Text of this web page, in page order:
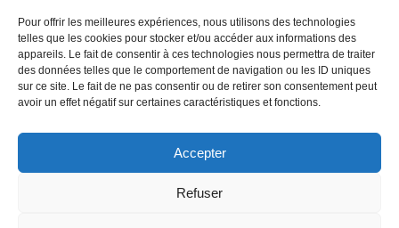
Pour offrir les meilleures expériences, nous utilisons des technologies
telles que les cookies pour stocker et/ou accéder aux informations des
appareils. Le fait de consentir à ces technologies nous permettra de traiter
des données telles que le comportement de navigation ou les ID uniques
sur ce site. Le fait de ne pas consentir ou de retirer son consentement peut
avoir un effet négatif sur certaines caractéristiques et fonctions.
Accepter
Refuser